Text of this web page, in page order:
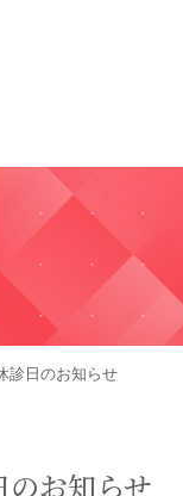
診日のお知らせ
お知らせ